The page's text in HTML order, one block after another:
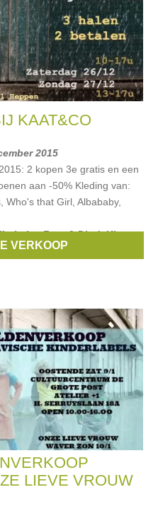
KAAT&CO
2015
2 kopen 3e gratis en een
aan -50% Kleding van:
Who's that Girl, Albababy,
,Froy & Dind,King
VERKOOP
LIEVE VROUW